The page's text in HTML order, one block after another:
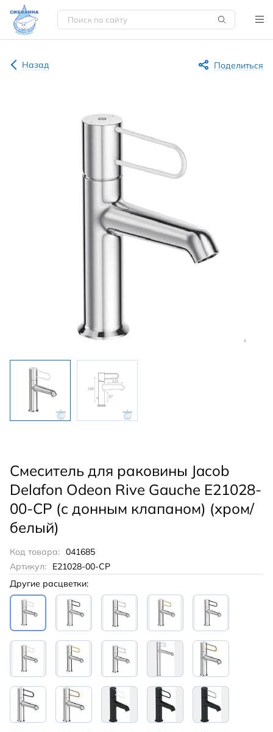
Назад Поделиться
Смеситель для раковины Jacob
Delafon Odeon Rive Gauche E21028-
00-CP (с донным клапаном) (хром/
белый)
Код товара: 041685
Артикул:
E21028-00-CP
Другие расцветки: